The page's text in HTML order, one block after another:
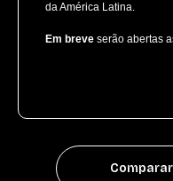
da América Latina.
Em breve serão abertas